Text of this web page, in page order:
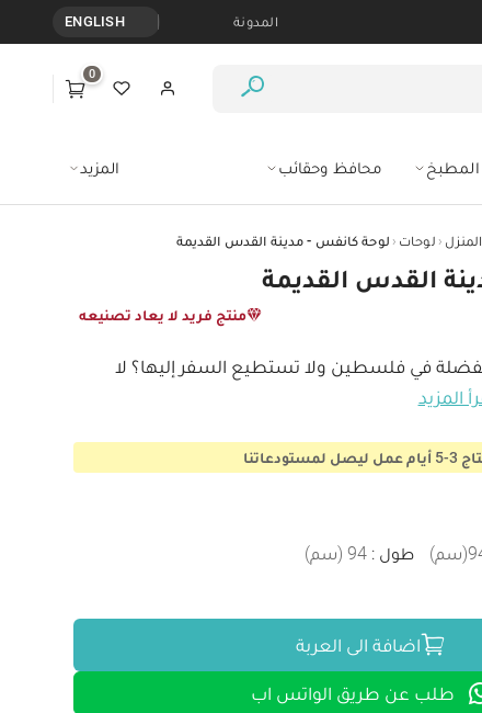
المدونة ENGLISH
0
المطبخ محافظ وحقائب المزيد
‹ لوحات ‹ لوحة كانفس - مدينة القدس القديمة
القدس القديمة
منتج فريد لا يعاد تصنيعه
في فلسطين ولا تستطيع السفر إليها؟ لا
المزيد
(سم) طول :
94
(سم)
اضافة الى العربة
طلب عن طريق الواتس اب